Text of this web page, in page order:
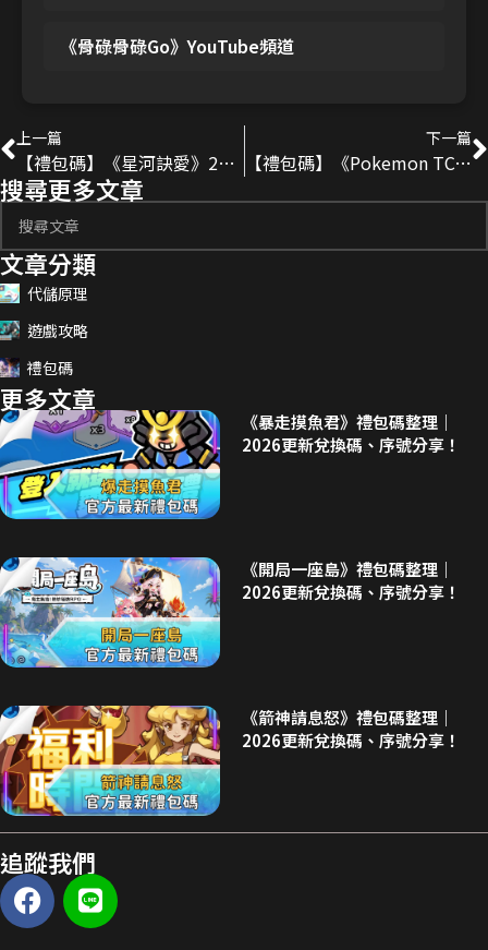
《骨碌骨碌Go》YouTube頻道
上一篇
【禮包碼】《星河訣愛》2025最新序號分享
下一篇
【禮包碼】《Pokemon TCG Pocket》2025最新序號分享
搜尋更多文章
文章分類
代儲原理
遊戲攻略
禮包碼
更多文章
《暴走摸魚君》禮包碼整理｜
2026更新兌換碼、序號分享！
《開局一座島》禮包碼整理｜
2026更新兌換碼、序號分享！
《箭神請息怒》禮包碼整理｜
2026更新兌換碼、序號分享！
追蹤我們